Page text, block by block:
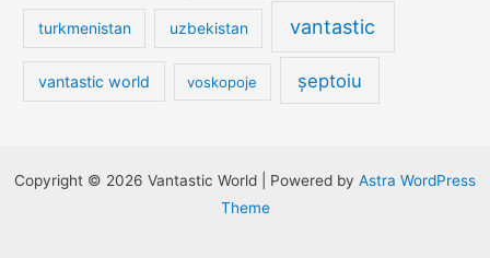
turkmenistan uzbekistan vantastic
vantastic world voskopoje șeptoiu
Copyright © 2026 Vantastic World | Powered by Astra WordPress
Theme